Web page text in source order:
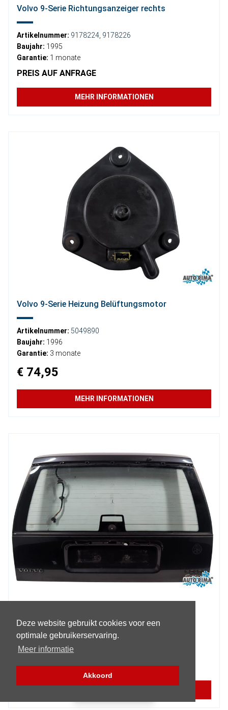
Deze website gebruikt cookies voor een
optimale gebruikerservaring.
Meer informatie
Akkoord
Volvo 9-Serie Richtungsanzeiger rechts
Artikelnummer: 9178224 9178226
Baujahr: 1995
Garantie: 1 monate
PREIS AUF ANFRAGE
MEHR INFORMATIONEN
Volvo 9-Serie Heizung Belüftungsmotor
Artikelnummer: 5049890
Baujahr: 1996
Garantie: 3 monate
€ 74,95
MEHR INFORMATIONEN
Baujahr:1996
Garantie:
3 monate
€ 99,95